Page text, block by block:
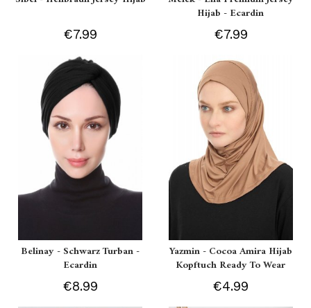
€7.99
Hijab - Ecardin
€7.99
Belinay - Schwarz Turban -
Ecardin
€8.99
Yazmin - Cocoa Amira Hijab
Kopftuch Ready To Wear
€4.99